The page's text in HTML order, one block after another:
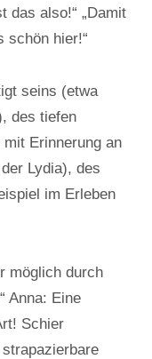
das also!“ „Damit
schön hier!“
seins (etwa
des tiefen
Erinnerung an
Lydia), des
im Erleben
möglich durch
Anna: Eine
Schier